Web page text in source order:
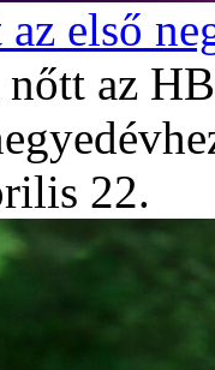
első
az
22.